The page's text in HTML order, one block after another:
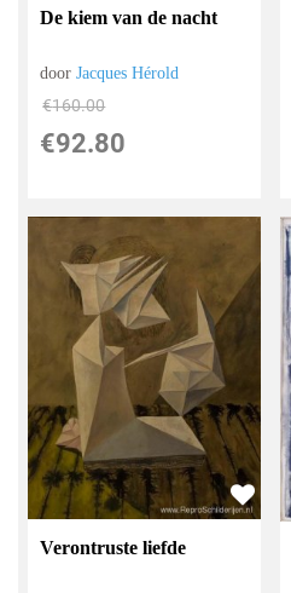
De kiem van de nacht
doorJacques Hérold
€160.00
€92.80
Verontruste liefde